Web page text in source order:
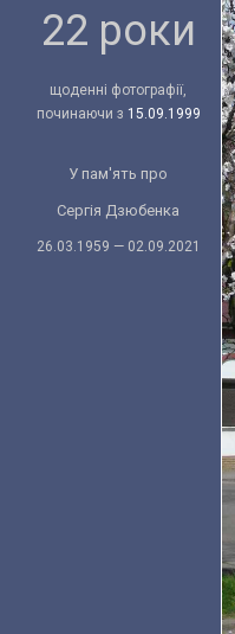
22 роки
щоденні фотографії,
починаючи з 15.09.1999
У пам'ять про
Сергія Дзюбенка
26.03.1959 — 02.09.2021